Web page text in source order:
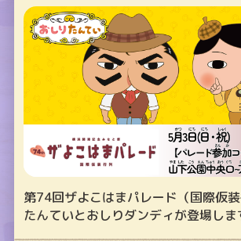
第74回ザよこはまパレード（国際仮
たんていとおしりダンディが登場しま